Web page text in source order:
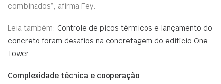
combinados”, afirma Fey.
Leia também: Controle de picos térmicos e lançamento do
concreto foram desafios na concretagem do edifício One
Tower
Complexidade técnica e cooperação